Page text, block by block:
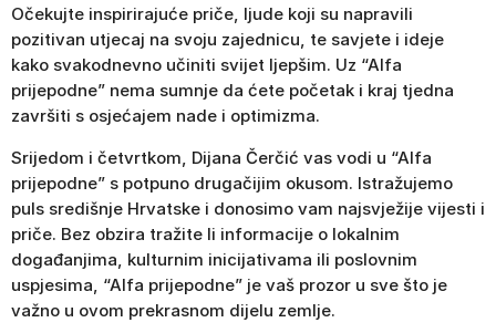
Očekujte inspirirajuće priče, ljude koji su napravili
pozitivan utjecaj na svoju zajednicu, te savjete i ideje
kako svakodnevno učiniti svijet ljepšim. Uz “Alfa
prijepodne” nema sumnje da ćete početak i kraj tjedna
završiti s osjećajem nade i optimizma.
Srijedom i četvrtkom, Dijana Čerčić vas vodi u “Alfa
prijepodne” s potpuno drugačijim okusom. Istražujemo
puls središnje Hrvatske i donosimo vam najsvježije vijesti i
priče. Bez obzira tražite li informacije o lokalnim
događanjima, kulturnim inicijativama ili poslovnim
uspjesima, “Alfa prijepodne” je vaš prozor u sve što je
važno u ovom prekrasnom dijelu zemlje.